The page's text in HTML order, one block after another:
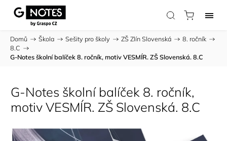
Domů / Škola / Sešity pro školy / ZŠ Zlín Slovenská / 8. ročník /
8.C /
G-Notes školní balíček 8. ročník, motiv VESMÍR. ZŠ Slovenská. 8.C
G-Notes školní balíček 8. ročník,
motiv VESMÍR. ZŠ Slovenská. 8.C